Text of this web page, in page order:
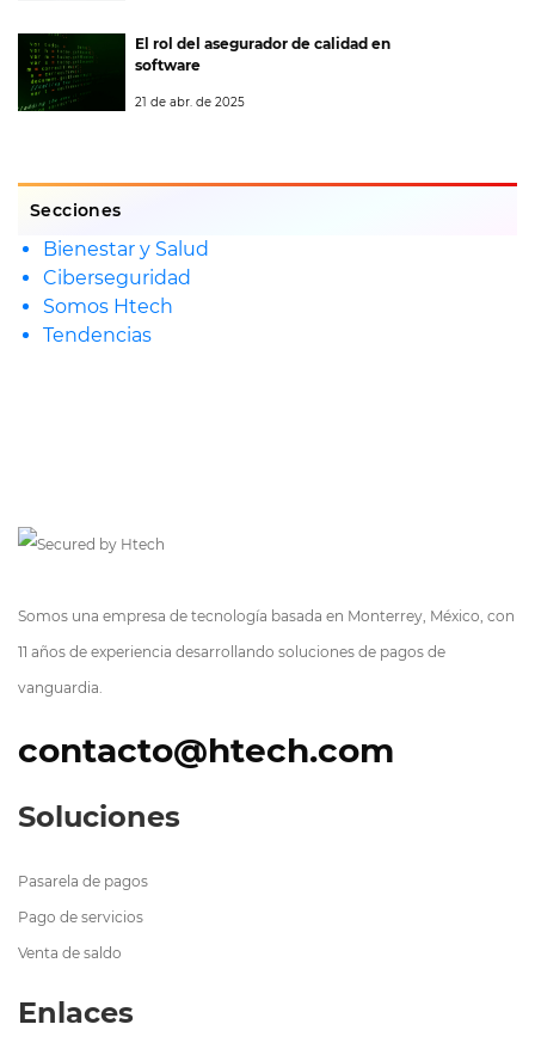
El rol del asegurador de calidad en
software
21 de abr. de 2025
Secciones
Bienestar y Salud
Ciberseguridad
Somos Htech
Tendencias
Somos una empresa de tecnología basada en Monterrey, México, con
11 años de experiencia desarrollando soluciones de pagos de
vanguardia.
contacto@htech.com
Soluciones
Pasarela de pagos
Pago de servicios
Venta de saldo
Enlaces